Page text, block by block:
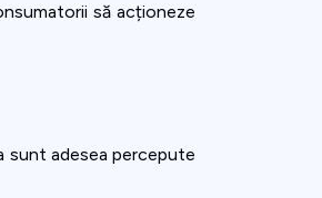
să acționeze
sunt adesea percepute